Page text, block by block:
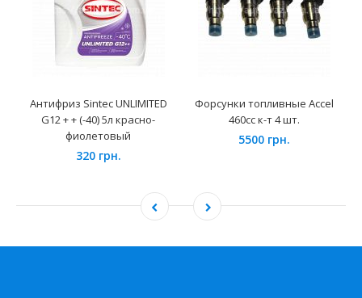
Антифриз Sintec UNLIMITED
G12 + + (-40) 5л красно-
фиолетовый
320 грн.
Форсунки топливные Accel
460cc к-т 4 шт.
5500 грн.